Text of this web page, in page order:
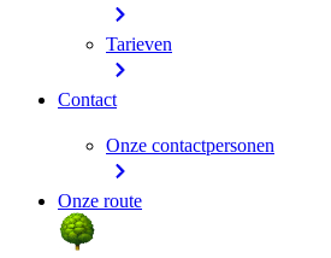
Tarieven
Contact
Onze contactpersonen
Onze route